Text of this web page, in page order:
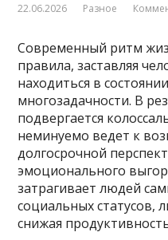
22.06.2026 Разное
Современный ритм
правила, заставляя
находиться в
многозадачности. В
подвергается
неминуемо ведет к
долгосрочной
эмоционального
затрагивает людей
социальных статусов,
снижая